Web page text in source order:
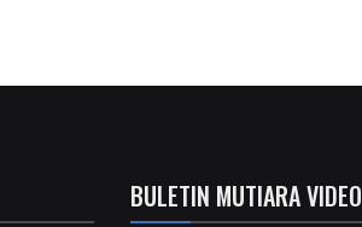
BULETIN MUTIARA VIDEO